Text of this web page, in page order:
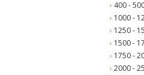
400 -
1000 -
1250 -
1500 -
1750 -
2000 -